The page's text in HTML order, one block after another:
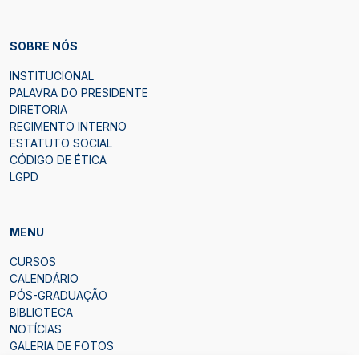
SOBRE NÓS
INSTITUCIONAL
PALAVRA DO PRESIDENTE
DIRETORIA
REGIMENTO INTERNO
ESTATUTO SOCIAL
CÓDIGO DE ÉTICA
LGPD
MENU
CURSOS
CALENDÁRIO
PÓS-GRADUAÇÃO
BIBLIOTECA
NOTÍCIAS
GALERIA DE FOTOS